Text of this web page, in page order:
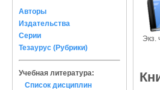
Авторы
Издательства
Серии
Тезаурус (Рубрики)
Учебная литература:
Список дисциплин
Экз.